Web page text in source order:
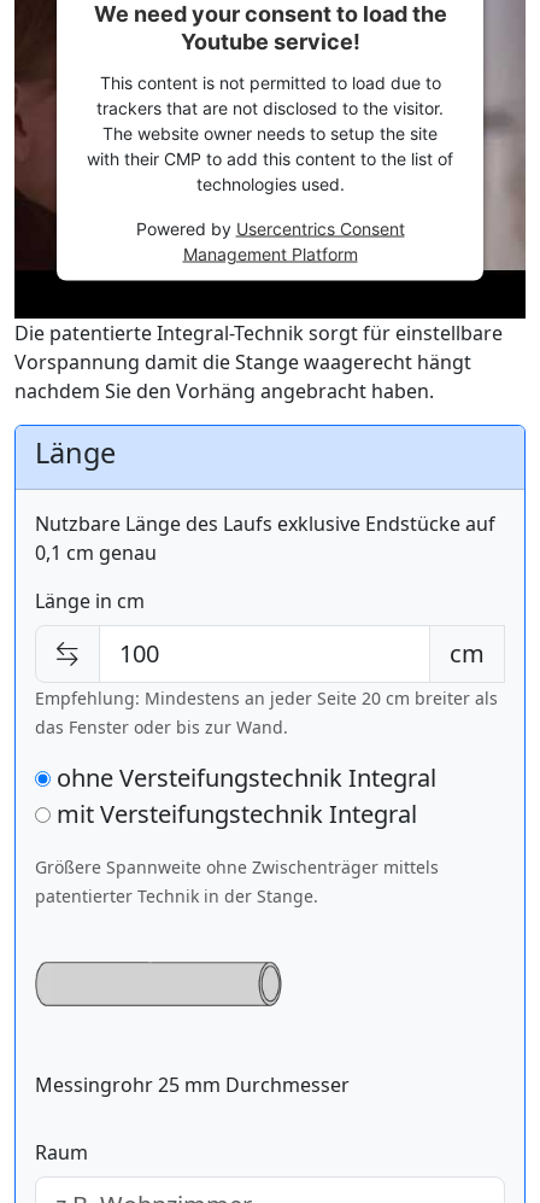
We need your consent to load the
Youtube service!
This content is not permitted to load due to
trackers that are not disclosed to the visitor.
The website owner needs to setup the site
with their CMP to add this content to the list of
technologies used.
Powered by Usercentrics Consent
Management Platform
Die patentierte Integral-Technik sorgt für einstellbare
Vorspannung damit die Stange waagerecht hängt
nachdem Sie den Vorhäng angebracht haben.
Länge
Nutzbare Länge des Laufs exklusive Endstücke auf
0,1 cm genau
Länge in cm
cm
Empfehlung: Mindestens an jeder Seite 20 cm breiter als
das Fenster oder bis zur Wand.
ohne Versteifungstechnik Integral
mit VersteifungstechnikIntegral
Größere Spannweite ohne Zwischenträger mittels
patentierter Technik in der Stange.
Messingrohr 25 mm Durchmesser
Raum